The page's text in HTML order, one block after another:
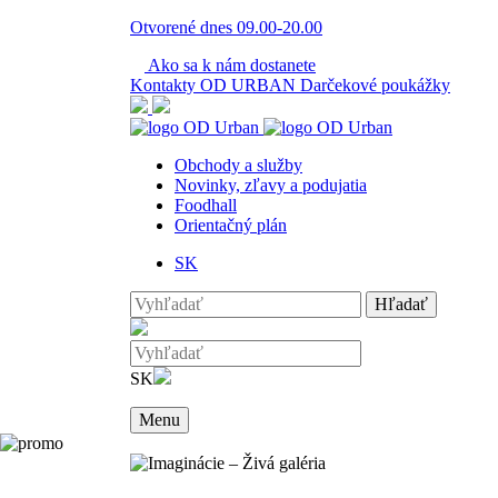
Otvorené dnes 09.00-20.00
Ako sa k nám dostanete
Kontakty OD URBAN Darčekové poukážky
Obchody a služby
Novinky, zľavy a podujatia
Foodhall
Orientačný plán
SK
Hľadať
SK
Menu